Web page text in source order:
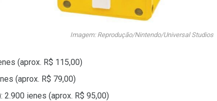
Imagem: Reprodução/Nintendo/Universal Studios
(aprox. R$ 115,00)
(aprox. R$ 79,00)
2.900 ienes (aprox. R$ 95,00)